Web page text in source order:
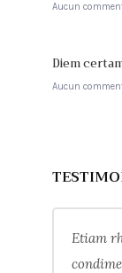
Aucun
Diem
Aucun
Etiam